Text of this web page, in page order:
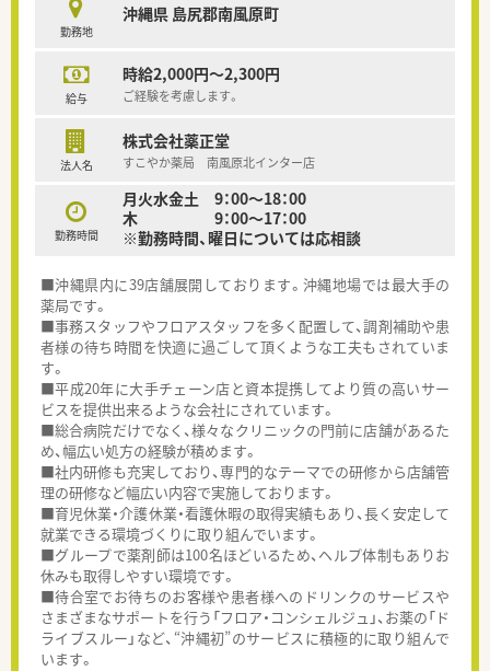
勤務地
沖縄県 島尻郡南風原町
給与
時給2,000円～2,300円
ご経験を考慮します。
法人名
株式会社薬正堂
すこやか薬局 南風原北インター店
勤務時間
月火水金土 9：00～18：00
木 9：00～17：00
※勤務時間、曜日については応相談
■沖縄県内に39店舗展開しております。沖縄地場では最大手の
薬局です。
■事務スタッフやフロアスタッフを多く配置して、調剤補助や患
者様の待ち時間を快適に過ごして頂くような工夫もされていま
す。
■平成20年に大手チェーン店と資本提携してより質の高いサー
ビスを提供出来るような会社にされています。
■総合病院だけでなく、様々なクリニックの門前に店舗があるた
め、幅広い処方の経験が積めます。
■社内研修も充実しており、専門的なテーマでの研修から店舗管
理の研修など幅広い内容で実施しております。
■育児休業・介護休業・看護休暇の取得実績もあり、長く安定して
就業できる環境づくりに取り組んでいます。
■グループで薬剤師は100名ほどいるため、ヘルプ体制もありお
休みも取得しやすい環境です。
■待合室でお待ちのお客様や患者様へのドリンクのサービスや
さまざまなサポートを行う「フロア・コンシェルジュ」、お薬の「ド
ライブスルー」など、“沖縄初”のサービスに積極的に取り組んで
います。